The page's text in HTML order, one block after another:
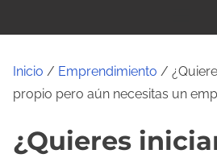
Inicio / Emprendimiento /
propio pero aún necesitas un
¿Quieres